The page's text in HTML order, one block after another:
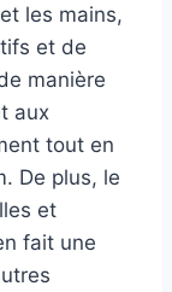
les mains,
et de
manière
aux
tout en
De plus, le
et
fait une